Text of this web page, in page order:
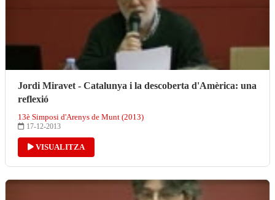
Jordi Miravet - Catalunya i la descoberta d'Amèrica: una
reflexió
13è Simposi d'Arenys de Munt (2013)
17-12-2013
VISUALITZA